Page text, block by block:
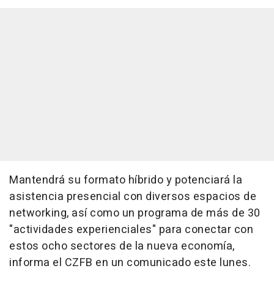
Mantendrá su formato híbrido y potenciará la
asistencia presencial con diversos espacios de
networking, así como un programa de más de 30
"actividades experienciales" para conectar con
estos ocho sectores de la nueva economía,
informa el CZFB en un comunicado este lunes.